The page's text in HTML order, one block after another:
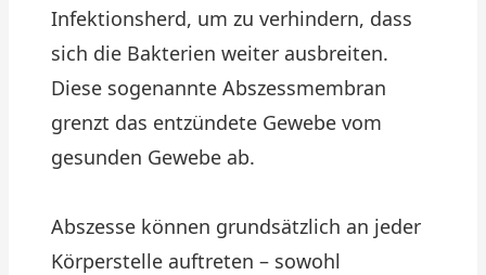
Infektionsherd, um zu verhindern, dass
sich die Bakterien weiter ausbreiten.
Diese sogenannte Abszessmembran
grenzt das entzündete Gewebe vom
gesunden Gewebe ab.
Abszesse können grundsätzlich an jeder
Körperstelle auftreten – sowohl